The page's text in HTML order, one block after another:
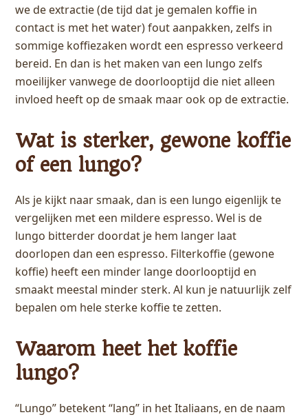
we de extractie (de tijd dat je gemalen koffie in
contact is met het water) fout aanpakken, zelfs in
sommige koffiezaken wordt een espresso verkeerd
bereid. En dan is het maken van een lungo zelfs
moeilijker vanwege de doorlooptijd die niet alleen
invloed heeft op de smaak maar ook op de extractie.
Wat is sterker, gewone koffie
of een lungo?
Als je kijkt naar smaak, dan is een lungo eigenlijk te
vergelijken met een mildere espresso. Wel is de
lungo bitterder doordat je hem langer laat
doorlopen dan een espresso. Filterkoffie (gewone
koffie) heeft een minder lange doorlooptijd en
smaakt meestal minder sterk. Al kun je natuurlijk zelf
bepalen om hele sterke koffie te zetten.
Waarom heet het koffie
lungo?
“Lungo” betekent “lang” in het Italiaans, en de naam